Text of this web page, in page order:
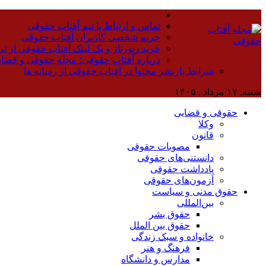
تماس و ارتباط با تیم آفتاب حقوقی
حریم شخصی کاربران آفتاب حقوقی
خرید رپورتاژ و بک لینک آفتاب حقوقی از
درباره آفتاب حقوقی؛ مجله حقوقی و
شرایط بازنشر محتوا در آفتاب حقوقی از رسانه ها
شنبه, ۱۷ مرداد , ۱۴۰۵
حقوقی و قضایی
وکلا
قانون
مصوبات حقوقی
دانستنی‌های حقوقی
یادداشت حقوقی
آزمون‌های حقوقی
حقوق مدنی و سیاست
بین‌المللی
حقوق بشر
حقوق بین الملل
خانواده و سبک زندگی
فرهنگ و هنر
مدارس و دانشگاه